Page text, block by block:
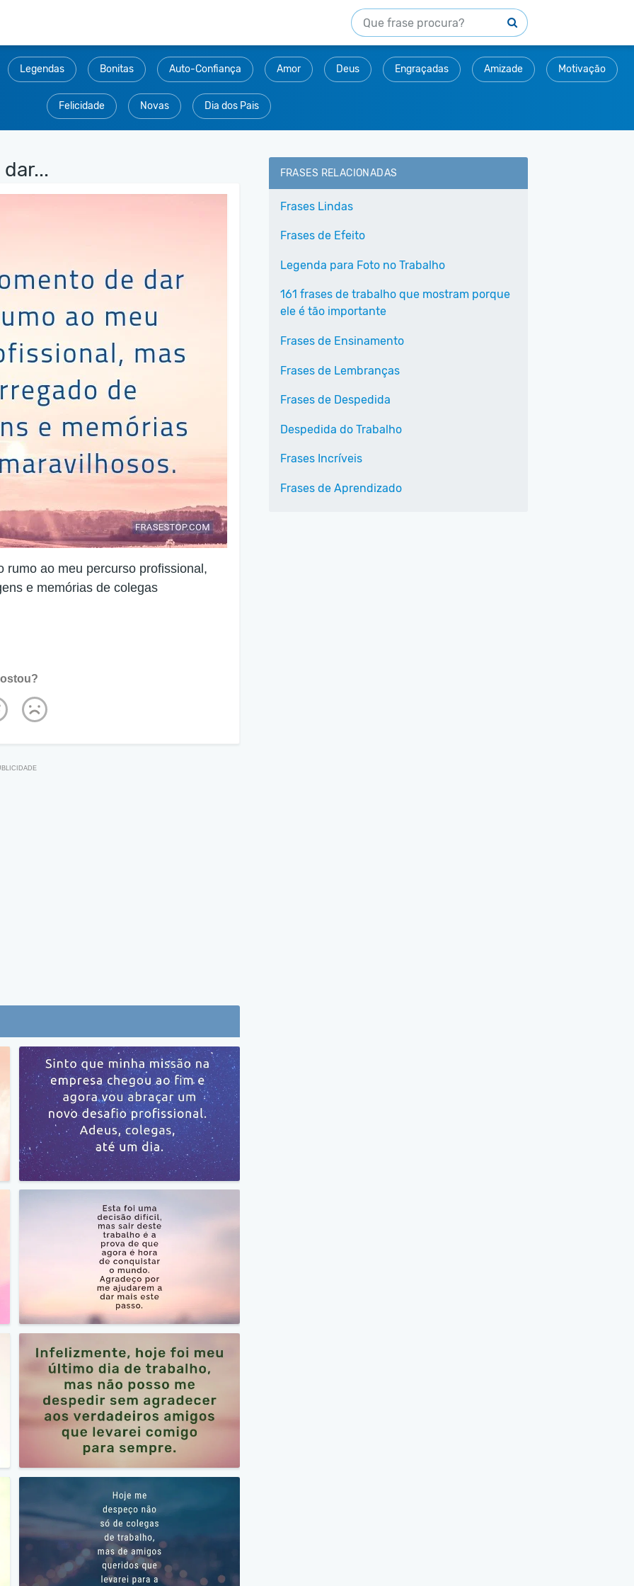
Legendas Bonitas Auto-Confiança Amor Deus Engraçadas Amizade Motivação
Felicidade Novas Dia dos Pais
rumo ao meu percurso profissional,
e memórias de colegas
FRASES RELACIONADAS
Frases Lindas
Frases de Efeito
Legenda para Foto no Trabalho
161 frases de trabalho que mostram porque
ele é tão importante
Frases de Ensinamento
Frases de Lembranças
Frases de Despedida
Despedida do Trabalho
Frases Incríveis
Frases de Aprendizado